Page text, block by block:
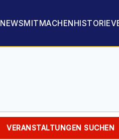
NEWSMITMACHENHISTORIE
VERANSTALTUNGEN SUCHEN